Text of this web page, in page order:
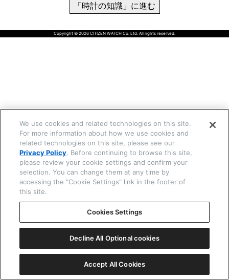
「時計の知識」に進む
Copyright © 2026 CITIZEN WATCH Co. Ltd. All rights reserved.
We use cookies and related technologies on this site.
For more information about how we use cookies and
related technologies on this site, please see our
Privacy Policy. Before continuing to browse this site,
please review your cookie settings and confirm your
selection. You can change them at any time by
accessing the "Cookie Settings" link in the footer of
this site.
Cookies Settings
Decline All Optional cookies
Accept All Cookies